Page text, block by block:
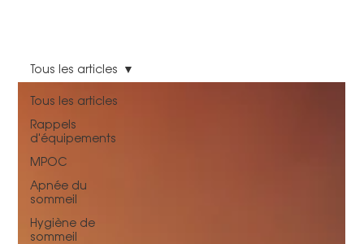
Tous les articles
Rappels
d'équipements
MPOC
Apnée du
sommeil
Hygiène de
sommeil
Tous les articles